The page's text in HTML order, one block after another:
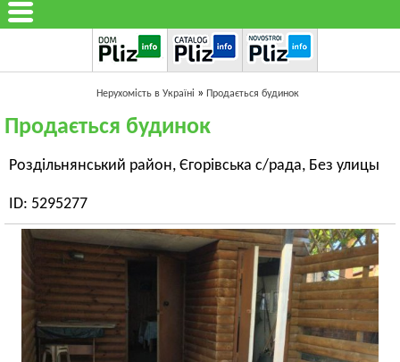
Нерухомість в Україні » Продається будинок
Продається будинок
Роздільнянський район, Єгорівська с/рада, Без улицы
ID: 5295277